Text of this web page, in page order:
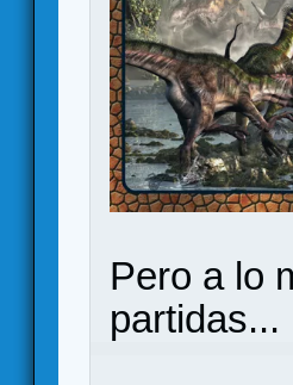
Pero a lo
partidas...